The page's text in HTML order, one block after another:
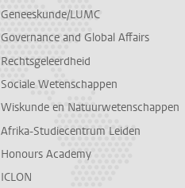
Geneeskunde/LUMC
Governance and Global Affairs
Rechtsgeleerdheid
Sociale Wetenschappen
Wiskunde en Natuurwetenschappen
Afrika-Studiecentrum Leiden
Honours Academy
ICLON